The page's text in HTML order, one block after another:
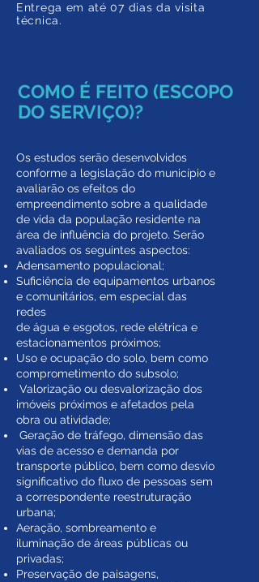
Entrega em até 07 dias da visita
técnica.
COMO É FEITO (ESCOPO
DO SERVIÇO)?
Os estudos serão desenvolvidos
conforme a legislação do município e
avaliarão os efeitos do
empreendimento sobre a qualidade
de vida da população residente na
área de influência do projeto. Serão
avaliados os seguintes aspectos:
Adensamento populacional;
Suficiência de equipamentos urbanos
e comunitários, em especial das
redes
de água e esgotos, rede elétrica e
estacionamentos próximos;
Uso e ocupação do solo, bem como
comprometimento do subsolo;
Valorização ou desvalorização dos
imóveis próximos e afetados pela
obra ou atividade;
Geração de tráfego, dimensão das
vias de acesso e demanda por
transporte público, bem como desvio
significativo do fluxo de pessoas sem
a correspondente reestruturação
urbana;
Aeração, sombreamento e
iluminação de áreas públicas ou
privadas;
Preservação de paisagens,